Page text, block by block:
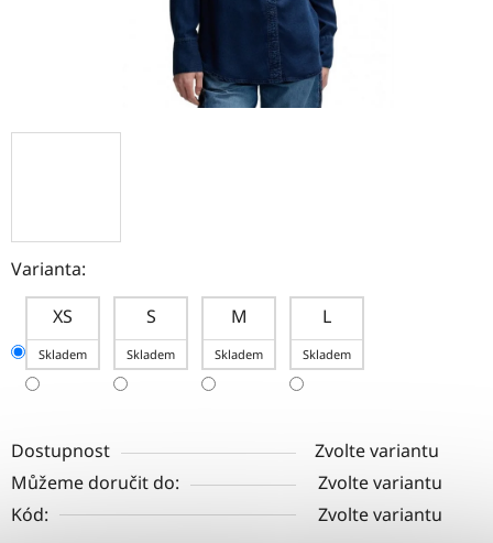
Varianta:
XS
Skladem
S
Skladem
M
Skladem
L
Skladem
Dostupnost
Zvolte variantu
Můžeme doručit do:
Zvolte variantu
Kód:
Zvolte variantu